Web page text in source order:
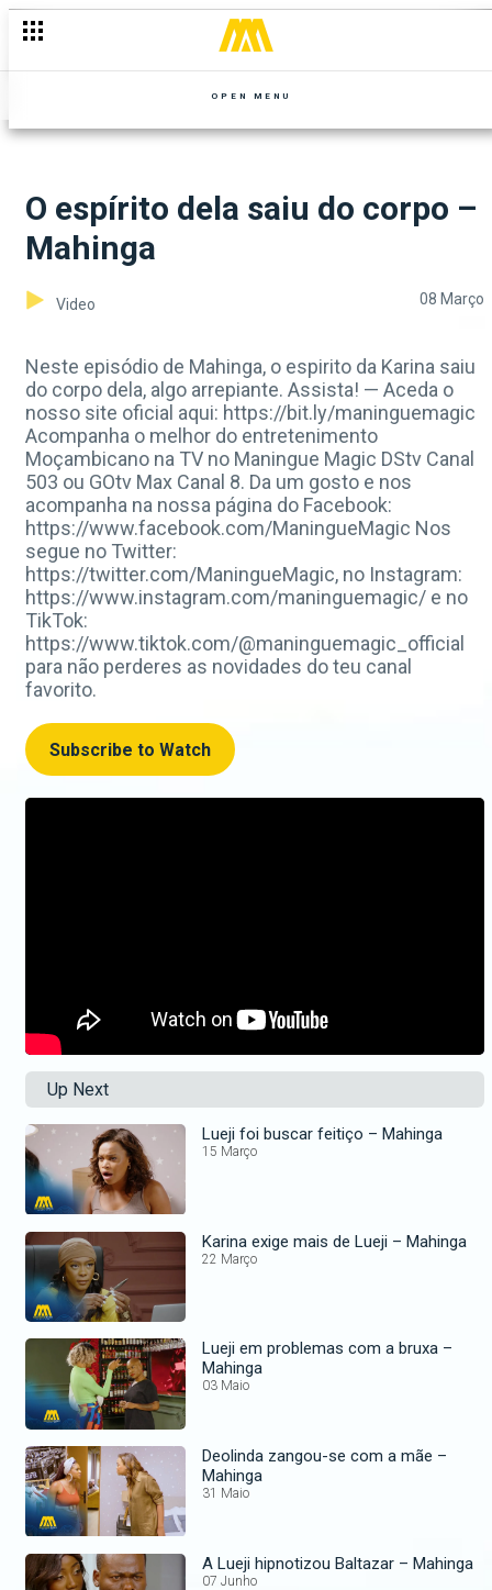
OPEN MENU
O espírito dela saiu do corpo –
Mahinga
Video 08 Março
Neste episódio de Mahinga, o espirito da Karina saiu
do corpo dela, algo arrepiante. Assista! — Aceda o
nosso site oficial aqui: https://bit.ly/maninguemagic
Acompanha o melhor do entretenimento
Moçambicano na TV no Maningue Magic DStv Canal
503 ou GOtv Max Canal 8. Da um gosto e nos
acompanha na nossa página do Facebook:
https://www.facebook.com/ManingueMagic Nos
segue no Twitter:
https://twitter.com/ManingueMagic, no Instagram:
https://www.instagram.com/maninguemagic/ e no
TikTok:
https://www.tiktok.com/@maninguemagic_official
para não perderes as novidades do teu canal
favorito.
Subscribe to Watch
Up Next
Lueji foi buscar feitiço – Mahinga
15 Março
Karina exige mais de Lueji – Mahinga
22 Março
Lueji em problemas com a bruxa –
Mahinga
03 Maio
Deolinda zangou-se com a mãe –
Mahinga
31 Maio
A Lueji hipnotizou Baltazar – Mahinga
07 Junho